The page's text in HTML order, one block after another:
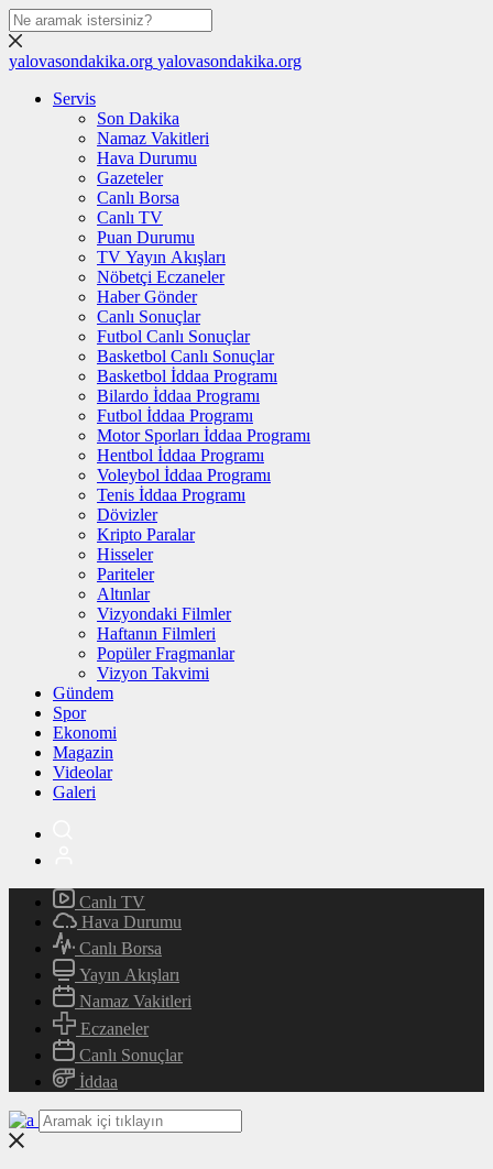
yalovasondakika.org yalovasondakika.org
Servis
Son Dakika
Namaz Vakitleri
Hava Durumu
Gazeteler
Canlı Borsa
Canlı TV
Puan Durumu
TV Yayın Akışları
Nöbetçi Eczaneler
Haber Gönder
Canlı Sonuçlar
Futbol Canlı Sonuçlar
Basketbol Canlı Sonuçlar
Basketbol İddaa Programı
Bilardo İddaa Programı
Futbol İddaa Programı
Motor Sporları İddaa Programı
Hentbol İddaa Programı
Voleybol İddaa Programı
Tenis İddaa Programı
Dövizler
Kripto Paralar
Hisseler
Pariteler
Altınlar
Vizyondaki Filmler
Haftanın Filmleri
Popüler Fragmanlar
Vizyon Takvimi
Gündem
Spor
Ekonomi
Magazin
Videolar
Galeri
Canlı TV
Hava Durumu
Canlı Borsa
Yayın Akışları
Namaz Vakitleri
Eczaneler
Canlı Sonuçlar
İddaa